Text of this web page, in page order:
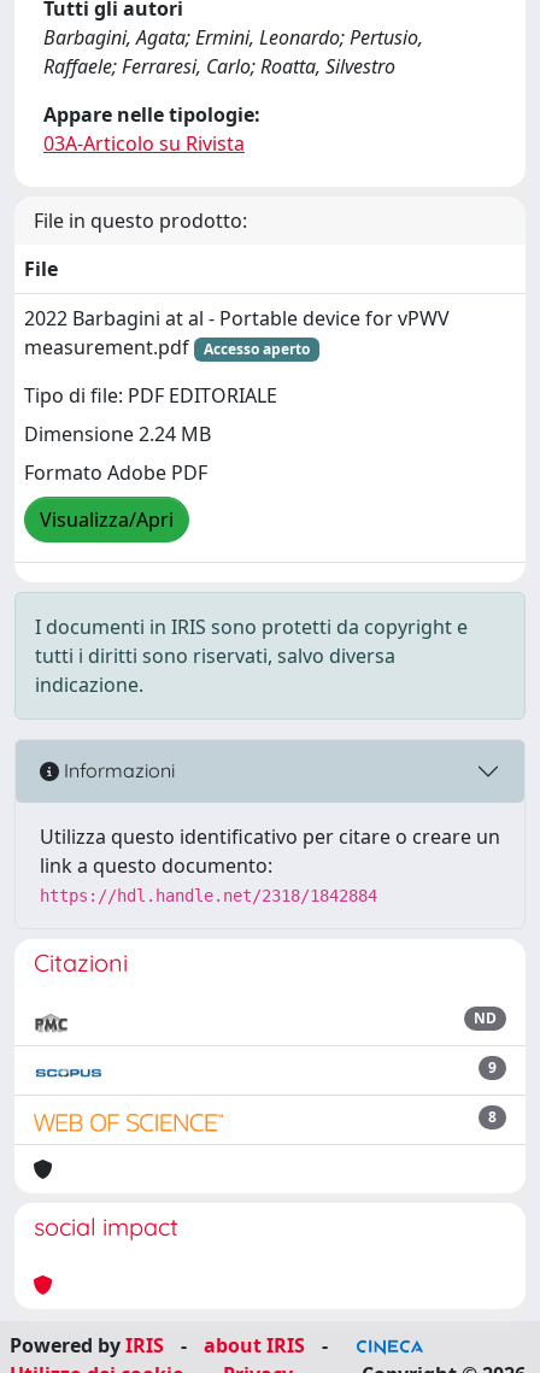
Tutti gli autori
Barbagini, Agata; Ermini, Leonardo; Pertusio,
Raffaele; Ferraresi, Carlo; Roatta, Silvestro
Appare nelle tipologie:
03A-Articolo su Rivista
File in questo prodotto:
File
2022 Barbagini at al - Portable device for vPWV
measurement.pdf
Accesso aperto
Tipo di file: PDF EDITORIALE
Dimensione 2.24 MB
Formato Adobe PDF
Visualizza/Apri
I documenti in IRIS sono protetti da copyright e
tutti i diritti sono riservati, salvo diversa
indicazione.
Informazioni
Utilizza questo identificativo per citare o creare un
link a questo documento:
https://hdl.handle.net/2318/1842884
Citazioni
ND
9
8
social impact
Powered byIRIS - about IRIS
-